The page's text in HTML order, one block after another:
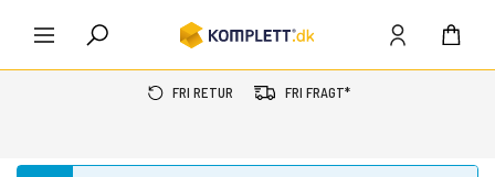
FRI RETUR FRI FRAGT*